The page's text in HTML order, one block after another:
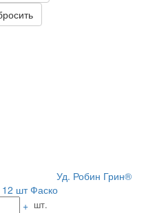
Уд. Робин Грин®
12 шт Фаско
+ шт.